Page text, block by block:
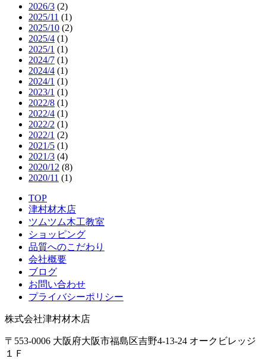
2026/3 (2)
2025/11 (1)
2025/10 (2)
2025/4 (1)
2025/1 (1)
2024/7 (1)
2024/4 (1)
2024/1 (1)
2023/1 (1)
2022/8 (1)
2022/4 (1)
2022/2 (1)
2022/1 (2)
2021/5 (1)
2021/3 (4)
2020/12 (8)
2020/11 (1)
TOP
津村材木店
ツムツム木工教室
ショッピング
品質へのこだわり
会社概要
ブログ
お問い合わせ
プライバシーポリシー
株式会社津村材木店
〒553-0006 大阪府大阪市福島区吉野4-13-24 オークビレッジ
１Ｆ